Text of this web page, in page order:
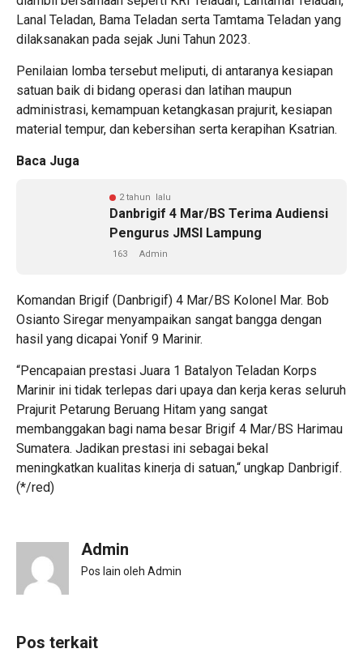
Lanal Teladan, Bama Teladan serta Tamtama Teladan yang
dilaksanakan pada sejak Juni Tahun 2023.
Penilaian lomba tersebut meliputi, di antaranya kesiapan
satuan baik di bidang operasi dan latihan maupun
administrasi, kemampuan ketangkasan prajurit, kesiapan
material tempur, dan kebersihan serta kerapihan Ksatrian.
Baca Juga
2 tahun lalu
Danbrigif 4 Mar/BS Terima Audiensi
Pengurus JMSI Lampung
163 Admin
Komandan Brigif (Danbrigif) 4 Mar/BS Kolonel Mar. Bob
Osianto Siregar menyampaikan sangat bangga dengan
hasil yang dicapai Yonif 9 Marinir.
“Pencapaian prestasi Juara 1 Batalyon Teladan Korps
Marinir ini tidak terlepas dari upaya dan kerja keras seluruh
Prajurit Petarung Beruang Hitam yang sangat
membanggakan bagi nama besar Brigif 4 Mar/BS Harimau
Sumatera. Jadikan prestasi ini sebagai bekal
meningkatkan kualitas kinerja di satuan,“ ungkap Danbrigif.
(*/red)
Admin
Pos lain oleh Admin
Pos terkait